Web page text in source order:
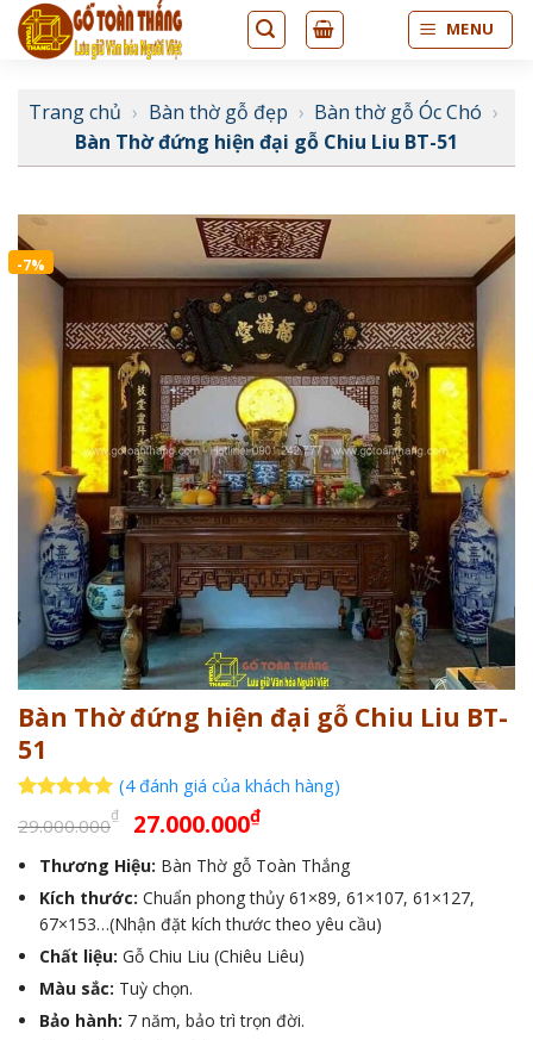
Bỏ
qua
dung
MENU
Trang chủ › Bàn thờ gỗ đẹp › Bàn thờ gỗ Óc Chó ›
Bàn Thờ đứng hiện đại gỗ Chiu Liu BT-51
-7%
Bàn Thờ đứng hiện đại gỗ Chiu Liu BT-
51
dựa trên
(4đánh giá của khách hàng)
29.000.000₫ Giá
gốc
là:
29.000.000₫.
27.000.000₫Giá
hiện
tại
là:
27.000.000₫.
Thương Hiệu: Bàn Thờ gỗ Toàn Thắng
Kích thước: Chuẩn phong thủy 61×89, 61×107, 61×127,
67×153…(Nhận đặt kích thước theo yêu cầu)
Chất liệu: Gỗ Chiu Liu (Chiêu Liêu)
Màu sắc: Tuỳ chọn.
Bảo hành: 7 năm, bảo trì trọn đời.